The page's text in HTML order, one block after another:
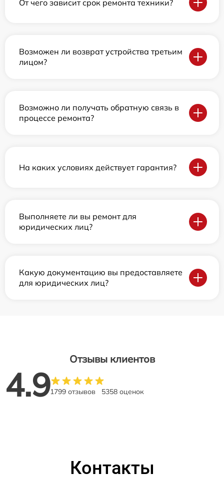
От чего зависит срок ремонта техники?
Возможен ли возврат устройства третьим
лицом?
Возможно ли получать обратную связь в
процессе ремонта?
На каких условиях действует гарантия?
Выполняете ли вы ремонт для
юридических лиц?
Какую документацию вы предоставляете
для юридических лиц?
Отзывы клиентов
4.91799 отзывов 5358 оценок
Контакты